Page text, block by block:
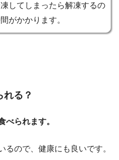
してしまったら解凍するの
がかかります。
れる？
べられます。
るので、健康にも良いです。